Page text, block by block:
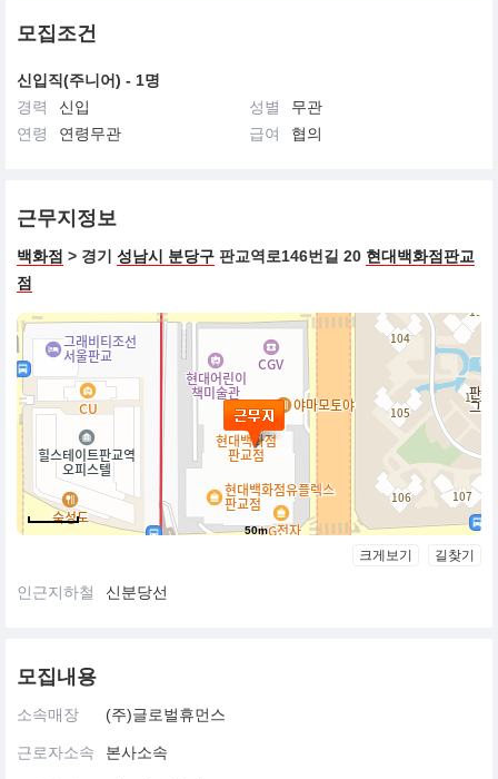
모집조건
신입직(주니어) - 1명
경력
신입 성별
무관
연령
연령무관 급여 협의
근무지정보
백화점 > 경기 성남시 분당구 판교역로146번길 20 현대백화점판교
점
50m
크게보기 길찾기
인근지하철 신분당선
모집내용
소속매장 (주)글로벌휴먼스
근로자소속 본사소속